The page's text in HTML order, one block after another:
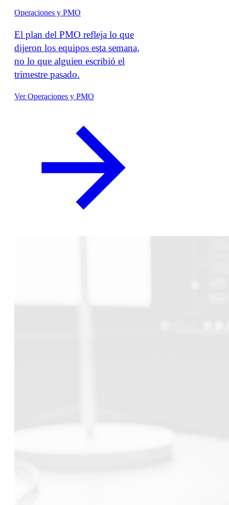
Operaciones y PMO
El plan del PMO refleja lo que
dijeron los equipos esta semana,
no lo que alguien escribió el
trimestre pasado.
Ver Operaciones y PMO